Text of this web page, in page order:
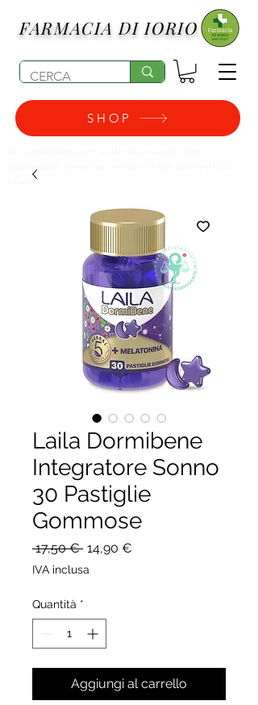
FARMACIA DI IORIO
SHOP
pannolini, possono subire degli aumenti di
costo)
Laila Dormibene
Integratore Sonno
30 Pastiglie
Gommose
17,50 € Prezzo
14,90 €
IVA inclusa
Quantità *
Aggiungi al carrello